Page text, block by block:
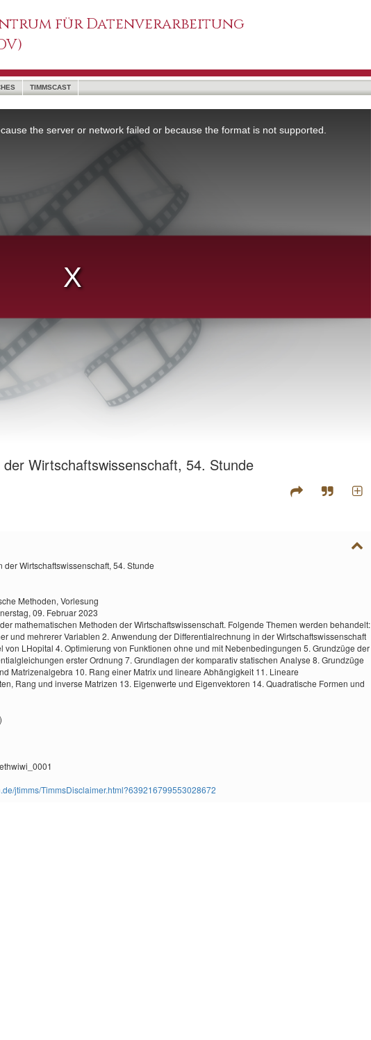
für Datenverarbeitung
TIMMSCAST
Wirtschaftswissenschaft, 54. Stunde
Wirtschaftswissenschaft, 54. Stunde
Methoden, Vorlesung
09. Februar 2023
mathematischen Methoden der Wirtschaftswissenschaft. Folgende Themen werden behandelt:
und mehrerer Variablen 2. Anwendung der Differentialrechnung in der Wirtschaftswissenschaft
von LHopital 4. Optimierung von Funktionen ohne und mit Nebenbedingungen 5. Grundzüge der
erster Ordnung 7. Grundlagen der komparativ statischen Analyse 8. Grundzüge
Matrizenalgebra 10. Rang einer Matrix und lineare Abhängigkeit 11. Lineare
Rang und inverse Matrizen 13. Eigenwerte und Eigenvektoren 14. Quadratische Formen und
jtimms/TimmsDisclaimer.html?639216799553028672